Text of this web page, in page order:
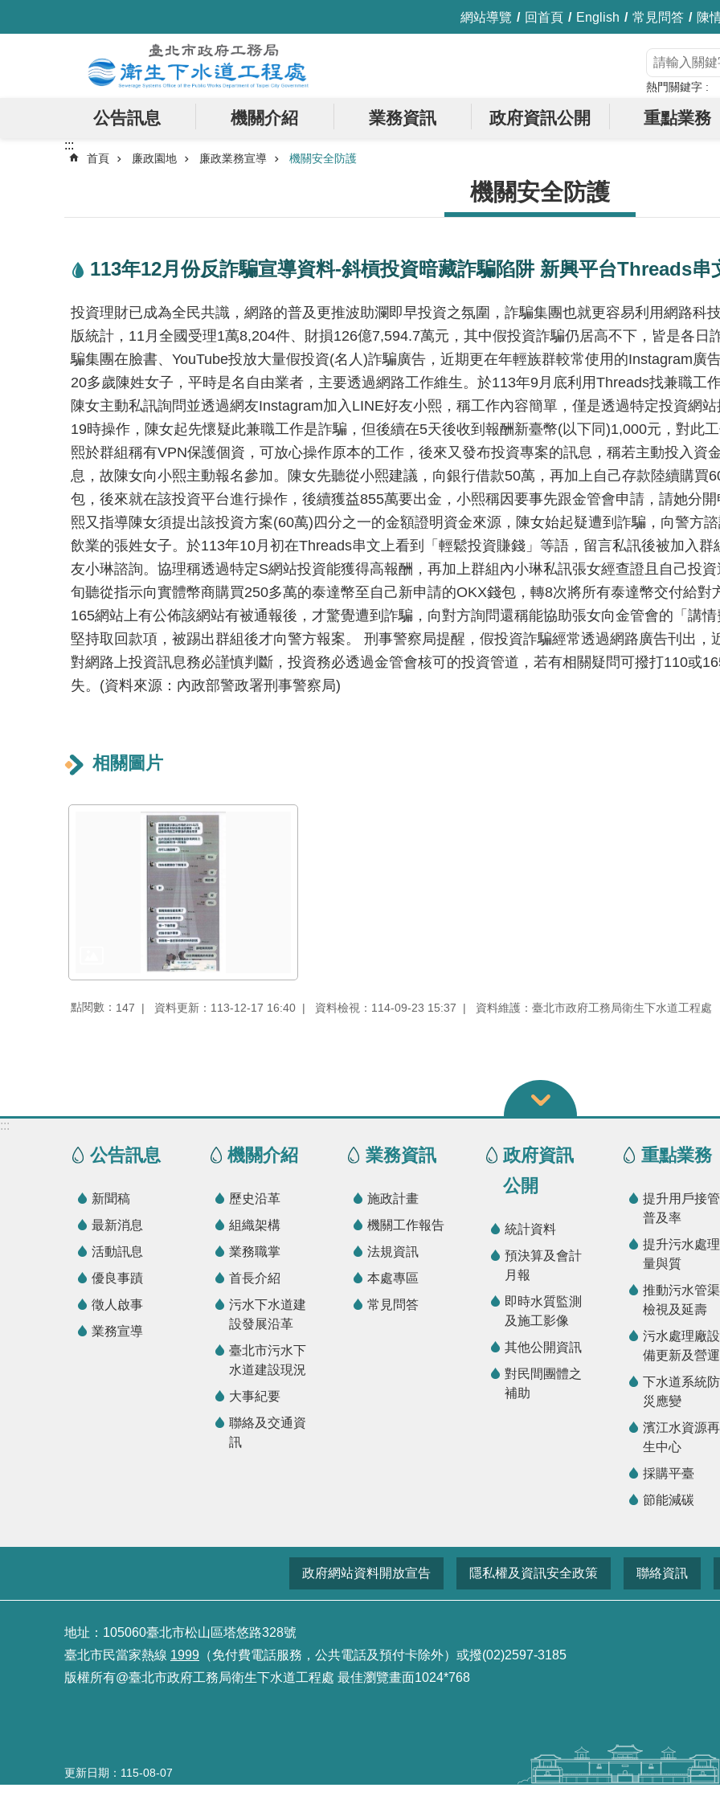
網站導覽 回首頁 English 常見問答 陳
熱門關鍵字
公告訊息 機關介紹 業務資訊 政府資訊公開 重點業務
:::
首頁 廉政園地 廉政業務宣導 機關安全防護
機關安全防護
113年12月份反詐騙宣導資料-斜槓投資暗藏詐騙陷阱 新興平台Threads串
投資理財已成為全民共識，網路的普及更推波助瀾即早投資之氛圍，詐騙集團也就更容易利用網路科
版統計，11月全國受理1萬8,204件、財損126億7,594.7萬元，其中假投資詐騙仍居高不下，皆是各日
騙集團在臉書、YouTube投放大量假投資(名人)詐騙廣告，近期更在年輕族群較常使用的Instagram廣
20多歲陳姓女子，平時是名自由業者，主要透過網路工作維生。於113年9月底利用Threads找兼職工
陳女主動私訊詢問並透過網友Instagram加入LINE好友小熙，稱工作內容簡單，僅是透過特定投資網
19時操作，陳女起先懷疑此兼職工作是詐騙，但後續在5天後收到報酬新臺幣(以下同)1,000元，對此
熙於群組稱有VPN保護個資，可放心操作原本的工作，後來又發布投資專案的訊息，稱若主動投入資
息，故陳女向小熙主動報名參加。陳女先聽從小熙建議，向銀行借款50萬，再加上自己存款陸續購買
包，後來就在該投資平台進行操作，後續獲益855萬要出金，小熙稱因要事先跟金管會申請，請她分
熙又指導陳女須提出該投資方案(60萬)四分之一的金額證明資金來源，陳女始起疑遭到詐騙，向警方
飲業的張姓女子。於113年10月初在Threads串文上看到「輕鬆投資賺錢」等語，留言私訊後被加入
友小琳諮詢。協理稱透過特定S網站投資能獲得高報酬，再加上群組內小琳私訊張女經查證且自己投
旬聽從指示向實體幣商購買250多萬的泰達幣至自己新申請的OKX錢包，轉8次將所有泰達幣交付給
165網站上有公佈該網站有被通報後，才驚覺遭到詐騙，向對方詢問還稱能協助張女向金管會的「講
堅持取回款項，被踢出群組後才向警方報案。 刑事警察局提醒，假投資詐騙經常透過網路廣告刊出
對網路上投資訊息務必謹慎判斷，投資務必透過金管會核可的投資管道，若有相關疑問可撥打110或
失。(資料來源：內政部警政署刑事警察局)
相關圖片
點閱數： 147 資料更新：113-12-17 16:40 資料檢視：114-09-23 15:37 資料維護：臺北市政府工務局衛生下水道工程處
:::
公告訊息
新聞稿
最新消息
活動訊息
優良事蹟
徵人啟事
業務宣導
機關介紹
歷史沿革
組織架構
業務職掌
首長介紹
污水下水道建
設發展沿革
臺北市污水下
水道建設現況
大事紀要
聯絡及交通資
訊
業務資訊
施政計畫
機關工作報告
法規資訊
本處專區
常見問答
政府資訊
公開
統計資料
預決算及會計
月報
即時水質監測
及施工影像
其他公開資訊
對民間團體之
補助
重點業務
提升用戶接管
普及率
提升污水處理
量與質
推動污水管渠
檢視及延壽
污水處理廠設
備更新及營運
下水道系統防
災應變
濱江水資源再
生中心
採購平臺
節能減碳
政府網站資料開放宣告 隱私權及資訊安全政策 聯絡資訊
地址：105060臺北市松山區塔悠路328號
臺北市民當家熱線 1999 （免付費電話服務，公共電話及預付卡除外）或撥(02)2597-3185
版權所有@臺北市政府工務局衛生下水道工程處 最佳瀏覽畫面1024*768
更新日期 115-08-07